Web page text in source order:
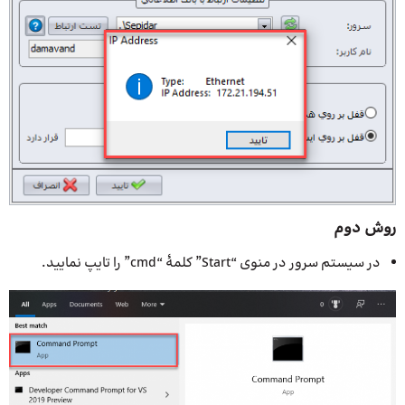
روش دوم
در سیستم سرور در منوی “Start” کلمهٔ “cmd” را تایپ نمایید.